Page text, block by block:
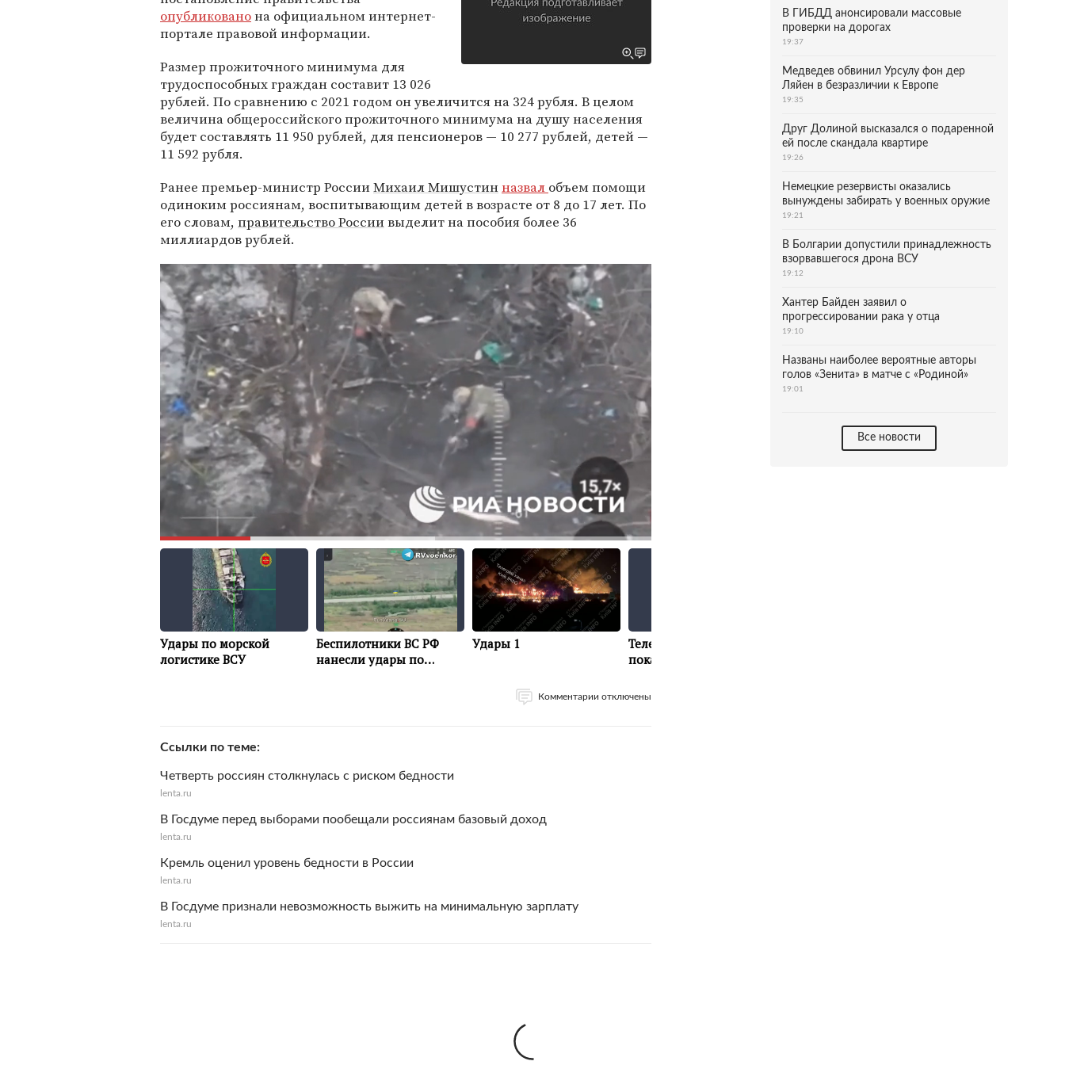
опубликованона официальном интернет-
портале правовой информации.
Размер прожиточного минимума для
трудоспособных граждан составит 13 026
рублей. По сравнению с 2021 годом он увеличится на 324 рубля. В целом
величина общероссийского прожиточного минимума на душу населения
будет составлять 11 950 рублей, для пенсионеров — 10 277 рублей, детей —
11 592 рубля.
Ранее премьер-министр РоссииМихаил Мишустинназвал объем помощи
одиноким россиянам, воспитывающим детей в возрасте от 8 до 17 лет. По
его словам, правительство Россиивыделит на пособия более 36
миллиардов рублей.
Комментарии отключены
Ссылки по теме
Четверть россиян столкнулась с риском бедности
lenta.ru
В Госдуме перед выборами пообещали россиянам базовый доход
lenta.ru
Кремль оценил уровень бедности в России
lenta.ru
В Госдуме признали невозможность выжить на минимальную зарплату
lenta.ru
В ГИБДД анонсировали массовые
проверки на дорогах
19:37
Медведев обвинил Урсулу фон дер
Ляйен в безразличии к Европе
19:35
Друг Долиной высказался о подаренной
ей после скандала квартире
19:26
Немецкие резервисты оказались
вынуждены забирать у военных оружие
19:21
В Болгарии допустили принадлежность
взорвавшегося дрона ВСУ
19:12
Хантер Байден заявил о
прогрессировании рака у отца
19:10
Названы наиболее вероятные авторы
голов «Зенита» в матче с «Родиной»
19:01
Все новости